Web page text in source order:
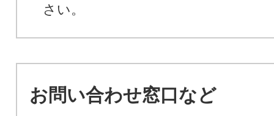
さい。
お問い合わせ窓口など